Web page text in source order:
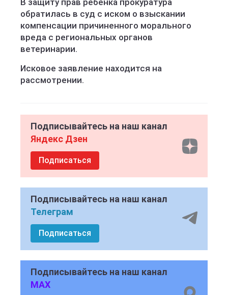
В защиту прав ребёнка прокуратура
обратилась в суд с иском о взыскании
компенсации причиненного морального
вреда с региональных органов
ветеринарии.
Исковое заявление находится на
рассмотрении.
Подписывайтесь на наш канал
Яндекс Дзен
Подписаться
Подписывайтесь на наш канал
Телеграм
Подписаться
Подписывайтесь на наш канал
MAX